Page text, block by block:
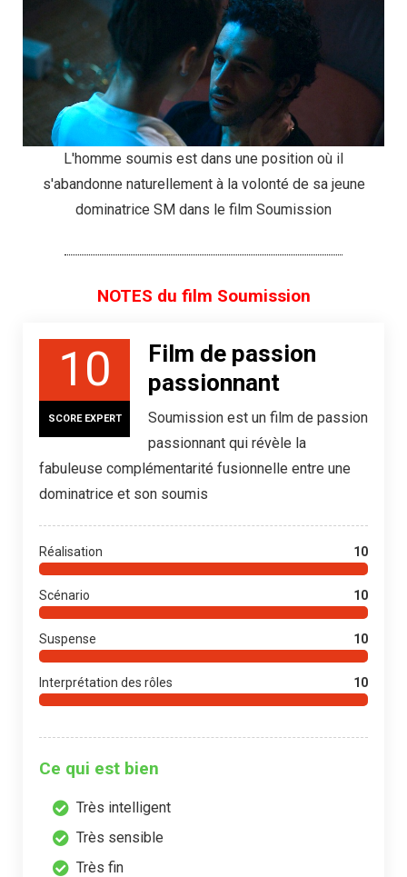
L'homme soumis est dans une position où il
s'abandonne naturellement à la volonté de sa jeune
dominatrice SM dans le film Soumission
NOTES du film Soumission
10
SCORE EXPERT
Film de passion
passionnant
Soumission est un film de passion
passionnant qui révèle la
fabuleuse complémentarité fusionnelle entre une
dominatrice et son soumis
Réalisation 10
Scénario 10
Suspense 10
Interprétation des rôles 10
Ce qui est bien
Très intelligent
Très sensible
Très fin